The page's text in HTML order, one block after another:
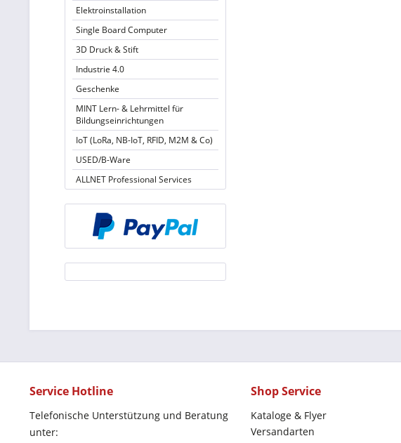
Elektroinstallation
Single Board Computer
3D Druck & Stift
Industrie 4.0
Geschenke
MINT Lern- & Lehrmittel für
Bildungseinrichtungen
IoT (LoRa, NB-IoT, RFID, M2M & Co)
USED/B-Ware
ALLNET Professional Services
Service Hotline
Telefonische Unterstützung und Beratung
unter:
Shop Service
Kataloge & Flyer
Versandarten